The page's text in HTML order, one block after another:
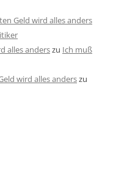
Geld wird alles anders
alles anderszu Ich muß
wird alles anderszu